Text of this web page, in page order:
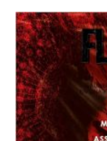
Tonyina